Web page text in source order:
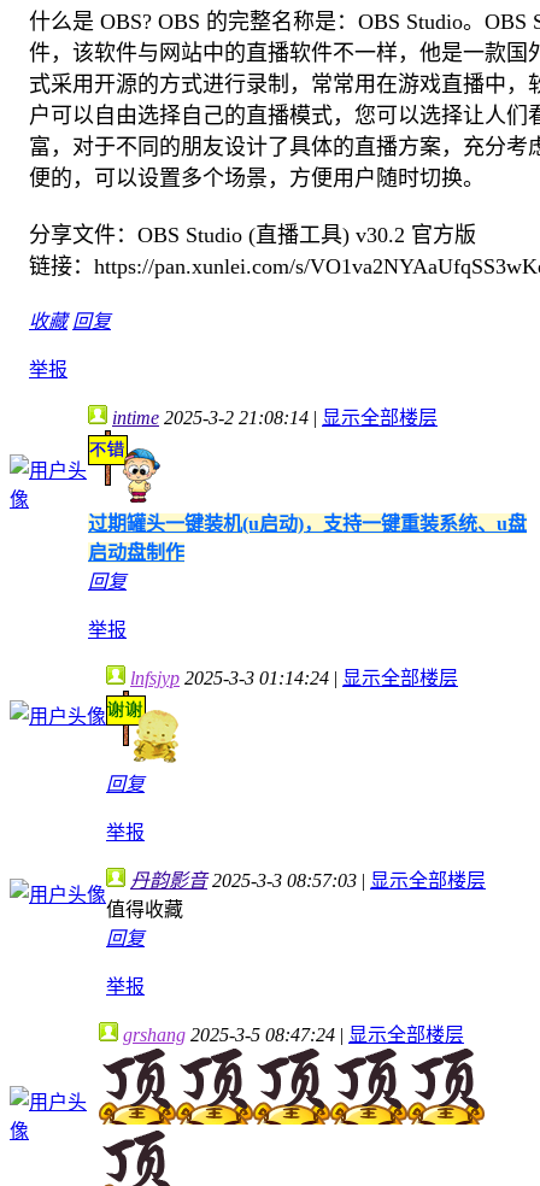
什么是 OBS? OBS 的完整名称是：OBS Studio。
件，该软件与网站中的直播软件不一样，他是一款
式采用开源的方式进行录制，常常用在游戏直播中
户可以自由选择自己的直播模式，您可以选择让人
富，对于不同的朋友设计了具体的直播方案，充分
便的，可以设置多个场景，方便用户随时切换。
分享文件：OBS Studio (直播工具) v30.2 官方版
链接：https://pan.xunlei.com/s/
收藏 回复
举报
intime 2025-3-2 21:08:14 | 显示全部楼层
过期罐头一键装机(u启动)，支持一键重装系统、u盘
启动盘制作
回复
举报
lnfsjyp 2025-3-3 01:14:24 | 显示全部楼层
回复
举报
丹韵影音2025-3-3 08:57:03 | 显示全部楼层
值得收藏
回复
举报
grshang 2025-3-5 08:47:24 | 显示全部楼层